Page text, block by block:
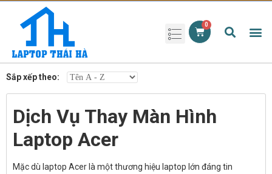
Sắp xếp theo:
Dịch Vụ Thay Màn Hình
Laptop Acer
Mặc dù laptop Acer là một thương hiệu laptop lớn đáng tin